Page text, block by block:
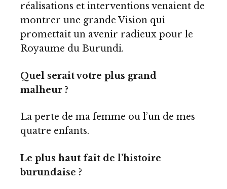
réalisations et interventions venaient de
montrer une grande Vision qui
promettait un avenir radieux pour le
Royaume du Burundi.
Quel serait votre plus grand
malheur ?
La perte de ma femme ou l’un de mes
quatre enfants.
Le plus haut fait de l’histoire
burundaise ?